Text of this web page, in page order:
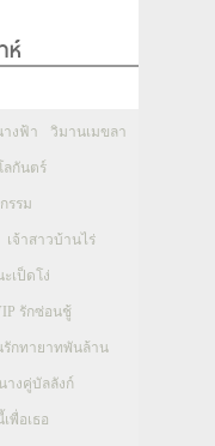
ห์
างฟ้า วิมานเมขลา
ลกันตร์
รรม
เจ้าสาวบ้านไร่
ะเป็ดโง่
รักซ่อนชู้
รักทายาทพันล้าน
างคู่บัลลังก์
พื่อเธอ